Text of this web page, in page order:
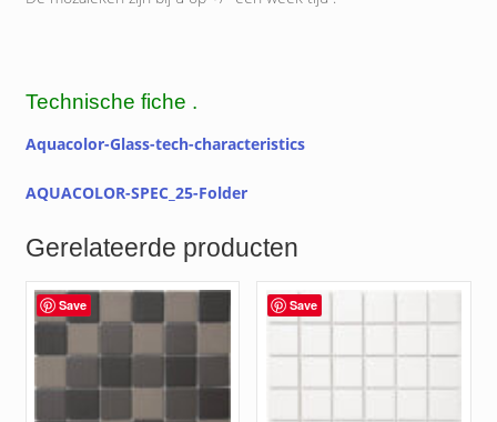
Technische fiche .
Aquacolor-Glass-tech-characteristics
AQUACOLOR-SPEC_25-Folder
Gerelateerde producten
Save Save